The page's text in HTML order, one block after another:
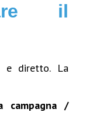
il
e diretto. La
campagna /